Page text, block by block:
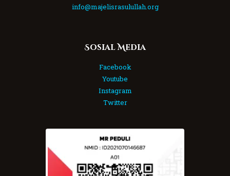
info@majelisrasulullah.org
Sosial Media
Facebook
Youtube
Instagram
Twitter